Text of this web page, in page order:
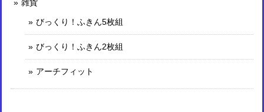
雑貨
びっくり！ふきん5枚組
びっくり！ふきん2枚組
アーチフィット